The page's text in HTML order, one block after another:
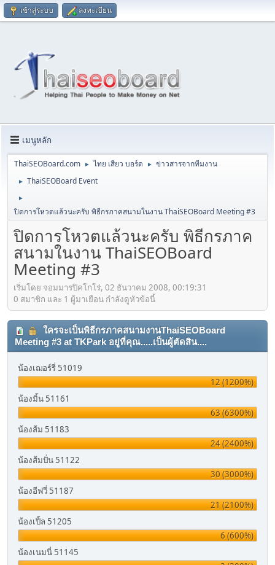
เข้าสู่ระบบ ลงทะเบียน
เมนูหลัก
ThaiSEOBoard.com ► ไทย เสียว บอร์ด ► ข่าวสารจากทีมงาน
► ThaiSEOBoard Event
►
ปิดการโหวตแล้วนะครับ พิธีกรภาคสนามในงาน ThaiSEOBoard Meeting #3
ปิดการโหวตแล้วนะครับ พิธีกรภาค
สนามในงาน ThaiSEOBoard
Meeting #3
เริ่มโดย จอมมารปิคโกโร่, 02 ธันวาคม 2008, 00:19:31
0 สมาชิก และ 1 ผู้มาเยือน กำลังดูหัวข้อนี้
ใครจะเป็นพิธีกรภาคสนามงานThaiSEOBoard
Meeting #3 at TKPark อยู่ที่คุณ.....เป็นผู้ตัดสิน....
น้องเฌอร์รี่ 51019
12 (1200%)
น้องมิ้น 51161
63 (6300%)
น้องส้ม 51183
24 (2400%)
น้องส้มปั่น 51122
30 (3000%)
น้องอีฟวี่ 51187
21 (2100%)
น้องเปิ้ล 51205
6 (600%)
น้องเนมนี่ 51145